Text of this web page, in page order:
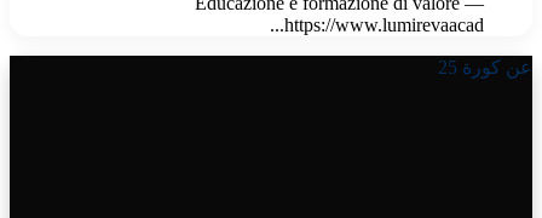
https://www.lumirevaacad...
عن كورة 25